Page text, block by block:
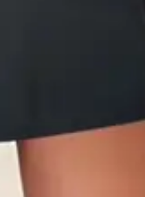
requisitos da nossa